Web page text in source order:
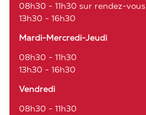
08h30 - 11h30 sur rendez-vous
13h30 - 16h30
Mardi-Mercredi-Jeudi
08h30 - 11h30
13h30 - 16h30
Vendredi
08h30 - 11h30